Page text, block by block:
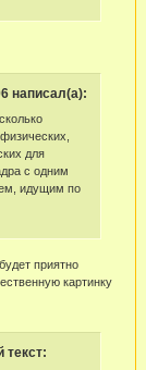
написал(а):
для
с одним
идущим по
приятно
картинку